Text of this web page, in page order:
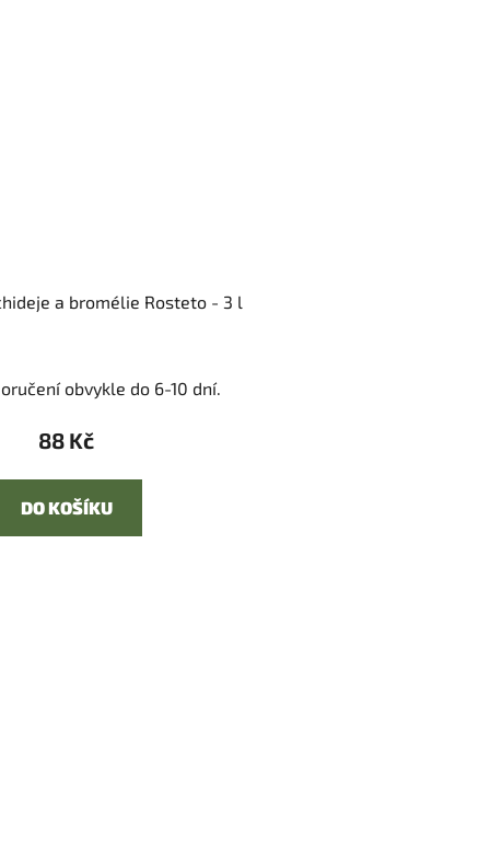
a bromélie Rosteto - 3 l
obvykle do 6-10 dní.
88 Kč
DO KOŠÍKU